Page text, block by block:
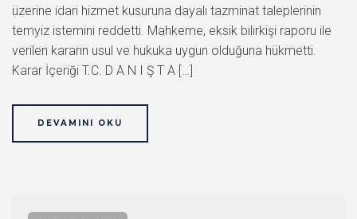
üzerine idari hizmet kusuruna dayalı tazminat taleplerinin
temyiz istemini reddetti. Mahkeme, eksik bilirkişi raporu ile
verilen kararın usul ve hukuka uygun olduğuna hükmetti.
Karar İçeriği T.C. D A N I Ş T A […]
DEVAMINI OKU